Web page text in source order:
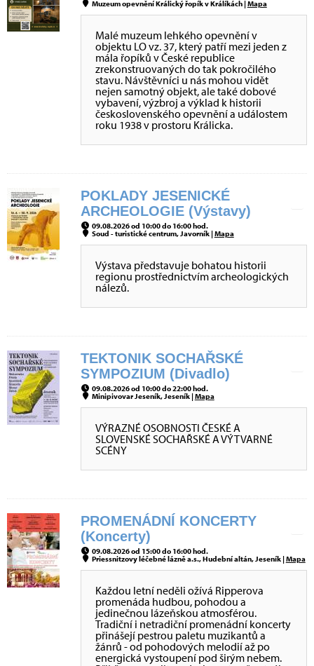
Muzeum opevnění Králický řopík v Králíkách |Mapa
Malé muzeum lehkého opevnění v
objektu LO vz. 37, který patří mezi jeden z
mála řopíků v České republice
zrekonstruovaných do tak pokročilého
stavu. Návštěvníci u nás mohou vidět
nejen samotný objekt, ale také dobové
vybavení, výzbroj a výklad k historii
československého opevnění a událostem
roku 1938 v prostoru Králicka.
POKLADY JESENICKÉ
ARCHEOLOGIE (Výstavy)
09.08.2026 od 10:00 do 16:00 hod.
Soud - turistické centrum, Javorník |Mapa
Výstava představuje bohatou historii
regionu prostřednictvím archeologických
nálezů.
TEKTONIK SOCHAŘSKÉ
SYMPOZIUM (Divadlo)
09.08.2026 od 10:00 do 22:00 hod.
Minipivovar Jeseník, Jeseník |Mapa
VÝRAZNÉ OSOBNOSTI ČESKÉ A
SLOVENSKÉ SOCHAŘSKÉ A VÝTVARNÉ
SCÉNY
PROMENÁDNÍ KONCERTY
(Koncerty)
09.08.2026 od 15:00 do 16:00 hod.
Priessnitzovy léčebné lázně a.s., Hudební altán, Jeseník |Mapa
Každou letní neděli ožívá Ripperova
promenáda hudbou, pohodou a
jedinečnou lázeňskou atmosférou.
Tradiční i netradiční promenádní koncerty
přinášejí pestrou paletu muzikantů a
žánrů - od pohodových melodií až po
energická vystoupení pod širým nebem.